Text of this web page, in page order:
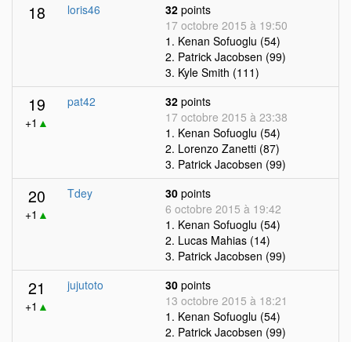
18 loris46 32 points
17 octobre 2015 à 19:50
1. Kenan Sofuoglu (54)
2. Patrick Jacobsen (99)
3. Kyle Smith (111)
19
+1 ▲
pat42 32 points
17 octobre 2015 à 23:38
1. Kenan Sofuoglu (54)
2. Lorenzo Zanetti (87)
3. Patrick Jacobsen (99)
20
+1 ▲
Tdey 30 points
6 octobre 2015 à 19:42
1. Kenan Sofuoglu (54)
2. Lucas Mahias (14)
3. Patrick Jacobsen (99)
21
+1 ▲
jujutoto 30 points
13 octobre 2015 à 18:21
1. Kenan Sofuoglu (54)
2. Patrick Jacobsen (99)